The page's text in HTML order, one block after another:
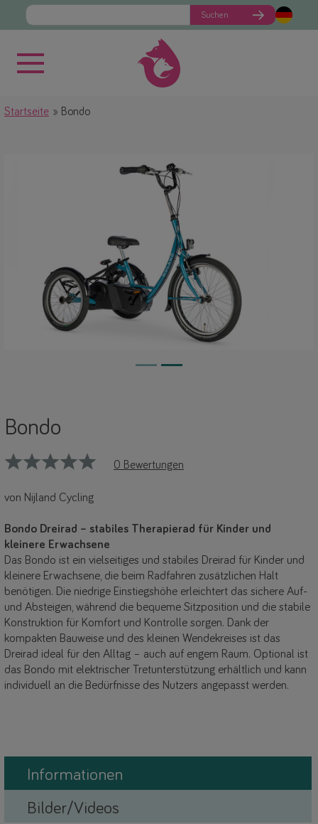
Suchen
Startseite Bondo
Bondo
0 Bewertungen
von Nijland Cycling
Bondo Dreirad – stabiles Therapierad für Kinder und
kleinere Erwachsene
Das Bondo ist ein vielseitiges und stabiles Dreirad für Kinder und
kleinere Erwachsene, die beim Radfahren zusätzlichen Halt
benötigen. Die niedrige Einstiegshöhe erleichtert das sichere Auf-
und Absteigen, während die bequeme Sitzposition und die stabile
Konstruktion für Komfort und Kontrolle sorgen. Dank der
kompakten Bauweise und des kleinen Wendekreises ist das
Dreirad ideal für den Alltag – auch auf engem Raum. Optional ist
das Bondo mit elektrischer Tretunterstützung erhältlich und kann
individuell an die Bedürfnisse des Nutzers angepasst werden.
Informationen
Bilder/Videos